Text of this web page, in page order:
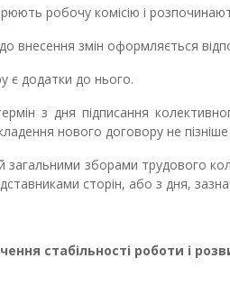
робочу комісію і
внесення змін оформляється
є додатки до нього.
з дня підписання
нового договору не пізніше
загальними зборами трудового
сторін, або з дня,
стабільності роботи і